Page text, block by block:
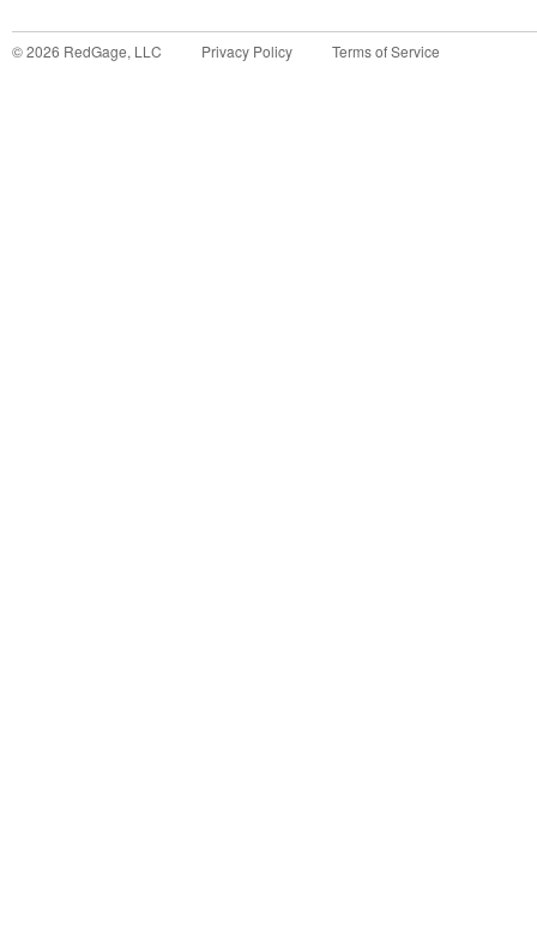
©2026 RedGage, LLC Privacy Policy Terms of Service